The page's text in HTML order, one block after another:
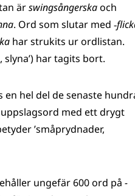
ärswingsångerskaoch
. Ord som slutar med
har strukits ur ordlistan.
slyna’) har tagits bort.
hel del de senaste
med ett drygt
’småprydnader,
ungefär 600 ord på -